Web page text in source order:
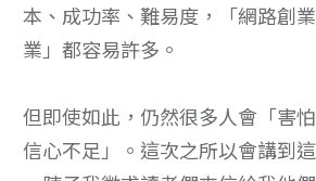
本、成功率、難易度，「網路創
業」都容易許多。
但即使如此，仍然很多人會「害
信心不足」。這次之所以會講到